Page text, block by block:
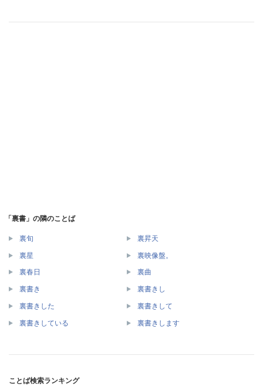
「裏書」の隣のことば
裏旬 裏昇天
裏星 裏映像盤。
裏春日 裏曲
裏書き 裏書きし
裏書きした 裏書きして
裏書きしている 裏書きします
ことば検索ランキング